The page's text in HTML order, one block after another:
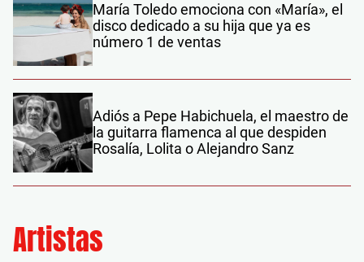
María Toledo emociona con «María», el
disco dedicado a su hija que ya es
número 1 de ventas
Adiós a Pepe Habichuela, el maestro de
la guitarra flamenca al que despiden
Rosalía, Lolita o Alejandro Sanz
Artistas